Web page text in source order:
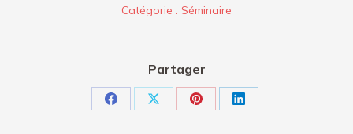
Catégorie : Séminaire
Partager
PartagerPartagerPartagerPartager